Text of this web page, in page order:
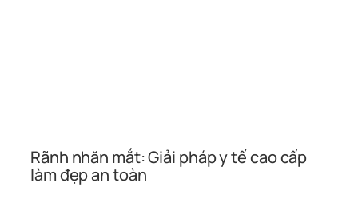
Rãnh nhăn mắt: Giải pháp y tế cao cấp
làm đẹp an toàn